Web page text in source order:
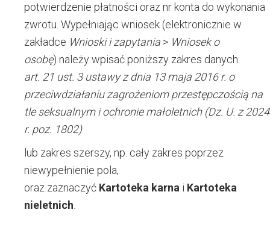
potwierdzenie płatności oraz nr konta do wykonania
zwrotu. Wypełniając wniosek (elektronicznie w
zakładce Wnioski i zapytania > Wniosek o
osobę) należy wpisać poniższy zakres danych:
art. 21 ust. 3 ustawy z dnia 13 maja 2016 r. o
przeciwdziałaniu zagrożeniom przestępczością na
tle seksualnym i ochronie małoletnich (Dz. U. z 2024
r. poz. 1802)
lub zakres szerszy, np. cały zakres poprzez
niewypełnienie pola,
oraz zaznaczyć Kartoteka karna i Kartoteka
nieletnich.